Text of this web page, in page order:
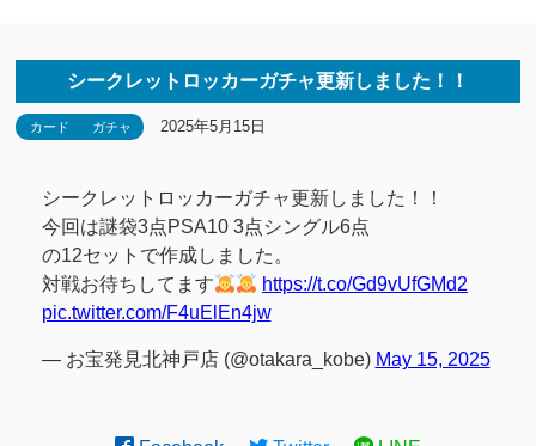
シークレットロッカーガチャ更新しました！！
カード ガチャ 2025年5月15日
シークレットロッカーガチャ更新しました！！
今回は謎袋3点PSA10 3点シングル6点
の12セットで作成しました。
対戦お待ちしてます
https://t.co/Gd9vUfGMd2
pic.twitter.com/F4uElEn4jw
— お宝発見北神戸店 (@otakara_kobe) May 15, 2025